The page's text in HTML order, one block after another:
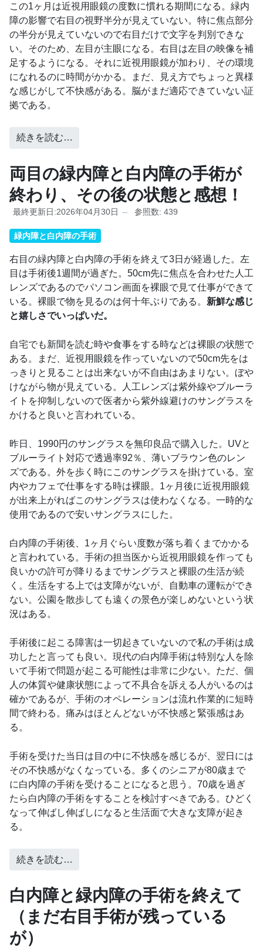
この1ヶ月は近視用眼鏡の度数に慣れる期間になる。緑内
障の影響で右目の視野半分が見えていない。特に焦点部分
の半分が見えていないので右目だけで文字を判別できな
い。そのため、左目が主眼になる。右目は左目の映像を補
足するようになる。それに近視用眼鏡が加わり、その環境
になれるのに時間がかかる。まだ、見え方でちょっと異様
な感じがして不快感がある。脳がまだ適応できていない証
拠である。
続きを読む…
両目の緑内障と白内障の手術が
終わり、その後の状態と感想！
最終更新日:2026年04月30日 参照数: 439
緑内障と白内障の手術
右目の緑内障と白内障の手術を終えて3日が経過した。左
目は手術後1週間が過ぎた。50cm先に焦点を合わせた人工
レンズであるのでパソコン画面を裸眼で見て仕事ができて
いる。裸眼で物を見るのは何十年ぶりである。 新鮮な感じ
と嬉しさでいっぱいだ。
自宅でも新聞を読む時や食事をする時などは裸眼の状態で
ある。まだ、近視用眼鏡を作っていないので50cm先をは
っきりと見ることは出来ないが不自由はあまりない。ぼや
けながら物が見えている。人工レンズは紫外線やブルーラ
イトを抑制しないので医者から紫外線避けのサングラスを
かけると良いと言われている。
昨日、1990円のサングラスを無印良品で購入した。UVと
ブルーライト対応で透過率92％、薄いブラウン色のレン
ズである。外を歩く時にこのサングラスを掛けている。室
内やカフェで仕事をする時は裸眼。1ヶ月後に近視用眼鏡
が出来上がればこのサングラスは使わなくなる。一時的な
使用であるので安いサングラスにした。
白内障の手術後、1ヶ月ぐらい度数が落ち着くまでかかる
と言われている。手術の担当医から近視用眼鏡を作っても
良いかの許可が降りるまでサングラスと裸眼の生活が続
く。生活をする上では支障がないが、自動車の運転ができ
ない。公園を散歩しても遠くの景色が楽しめないという状
況はある。
手術後に起こる障害は一切起きていないので私の手術は成
功したと言っても良い。現代の白内障手術は特別な人を除
いて手術で問題が起こる可能性は非常に少ない。ただ、個
人の体質や健康状態によって不具合を訴える人がいるのは
確かであるが、手術のオペレーションは流れ作業的に短時
間で終わる。痛みはほとんどないが不快感と緊張感はあ
る。
手術を受けた当日は目の中に不快感を感じるが、翌日には
その不快感がなくなっている。多くのシニアが80歳まで
に白内障の手術を受けることになると思う。70歳を過ぎ
たら白内障の手術をすることを検討すべきである。ひどく
なって伸ばし伸ばしになると生活面で大きな支障が起き
る。
続きを読む…
白内障と緑内障の手術を終えて
（まだ右目手術が残っている
が）